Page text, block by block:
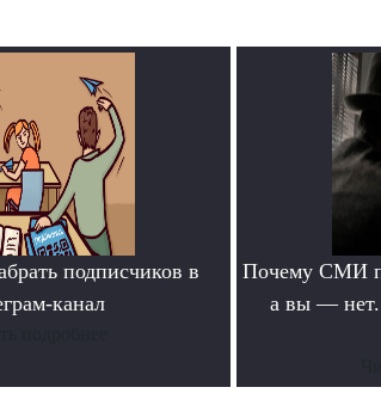
подписчиков в
канал
Почему СМИ
а вы — нет.